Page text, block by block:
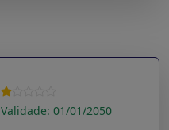
Validade: 01/01/2050